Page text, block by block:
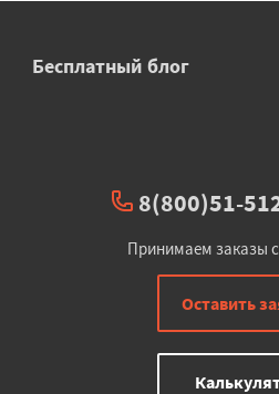
Бесплатный блог
8(800)51-
Принимаем заказы с
Оставить